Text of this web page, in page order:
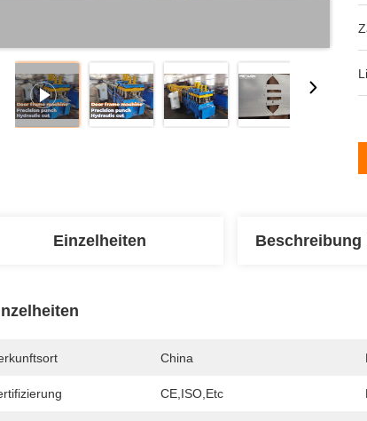
Einzelheiten Beschreibung
China
CE,ISO,etc